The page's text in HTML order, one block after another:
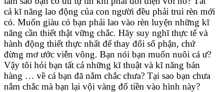
cả kĩ năng lao động của con người đều phải trui rèn mới
có. Muốn giàu có bạn phải lao vào rèn luyện những kĩ
năng cần thiết thật vững chắc. Hãy suy nghĩ thực tế và
hành động thiết thực nhất để thay đổi số phận, chứ
đừng mơ ước viễn vông. Bạn nói bạn muốn nuôi cá ư?
Vậy tôi hỏi bạn tất cả những kĩ thuật và kĩ năng bán
hàng … về cá bạn đã nắm chắc chưa? Tại sao bạn chưa
nắm chắc mà bạn lại vội vàng đổ tiền vào hình này?